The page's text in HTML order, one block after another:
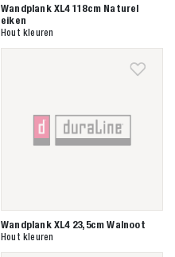
Wandplank XL4 118cm Naturel
eiken
Hout kleuren
Wandplank XL4 23,5cm Walnoot
Hout kleuren